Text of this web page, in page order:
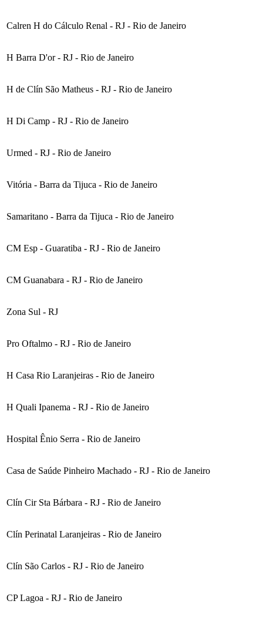
Calren H do Cálculo Renal - RJ - Rio de Janeiro
H Barra D'or - RJ - Rio de Janeiro
H de Clín São Matheus - RJ - Rio de Janeiro
H Di Camp - RJ - Rio de Janeiro
Urmed - RJ - Rio de Janeiro
Vitória - Barra da Tijuca - Rio de Janeiro
Samaritano - Barra da Tijuca - Rio de Janeiro
CM Esp - Guaratiba - RJ - Rio de Janeiro
CM Guanabara - RJ - Rio de Janeiro
Zona Sul - RJ
Pro Oftalmo - RJ - Rio de Janeiro
H Casa Rio Laranjeiras - Rio de Janeiro
H Quali Ipanema - RJ - Rio de Janeiro
Hospital Ênio Serra - Rio de Janeiro
Casa de Saúde Pinheiro Machado - RJ - Rio de Janeiro
Clín Cir Sta Bárbara - RJ - Rio de Janeiro
Clín Perinatal Laranjeiras - Rio de Janeiro
Clín São Carlos - RJ - Rio de Janeiro
CP Lagoa - RJ - Rio de Janeiro